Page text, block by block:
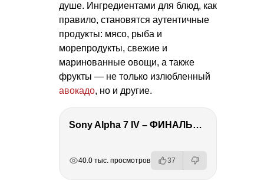
душе. Ингредиентами для блюд, как
правило, становятся аутентичные
продукты: мясо, рыба и
морепродукты, свежие и
маринованные овощи, а также
фрукты — не только излюбленный
авокадо, но и другие.
Sony Alpha 7 IV – ФИНАЛЬНЫЙ ОБЗОР
40.0 тыс. просмотров 37